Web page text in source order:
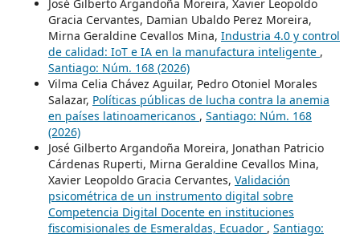
José Gilberto Argandoña Moreira, Xavier Leopoldo
Gracia Cervantes, Damian Ubaldo Perez Moreira,
Mirna Geraldine Cevallos Mina, Industria 4.0 y control
de calidad: IoT e IA en la manufactura inteligente ,
Santiago: Núm. 168 (2026)
Vilma Celia Chávez Aguilar, Pedro Otoniel Morales
Salazar, Políticas públicas de lucha contra la anemia
en países latinoamericanos , Santiago: Núm. 168
(2026)
José Gilberto Argandoña Moreira, Jonathan Patricio
Cárdenas Ruperti, Mirna Geraldine Cevallos Mina,
Xavier Leopoldo Gracia Cervantes, Validación
psicométrica de un instrumento digital sobre
Competencia Digital Docente en instituciones
fiscomisionales de Esmeraldas, Ecuador , Santiago: